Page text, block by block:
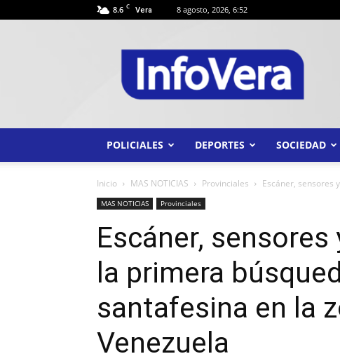
8.6 C Vera 8 agosto, 2026, 6:52
INFO
VERA
POLICIALES DEPORTES SOCIEDAD
Inicio MAS NOTICIAS Provinciales Escáner, sensores
MAS NOTICIAS Provinciales
Escáner,
la primera
santafesina en la
Venezuela